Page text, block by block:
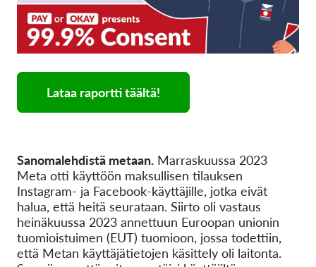
Lataa raportti täältä!
Sanomalehdistä metaan. Marraskuussa 2023
Meta otti käyttöön maksullisen tilauksen
Instagram- ja Facebook-käyttäjille, jotka eivät
halua, että heitä seurataan. Siirto oli vastaus
heinäkuussa 2023 annettuun Euroopan unionin
tuomioistuimen (EUT) tuomioon, jossa todettiin,
että Metan käyttäjätietojen käsittely oli laitonta.